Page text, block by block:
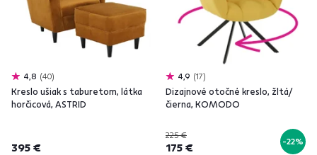
4,8 40
Kreslo ušiak s taburetom, látka
horčicová, ASTRID
395 €
4,9 17
Dizajnové otočné kreslo, žltá/
čierna, KOMODO
225 €
175 € -22%